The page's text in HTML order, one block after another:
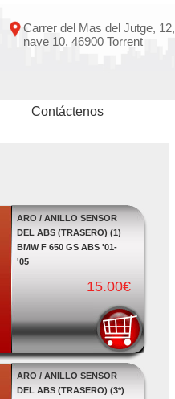
Carrer del Mas del Jutge, 12,
nave 10, 46900 Torrent
Contáctenos
ARO / ANILLO SENSOR
DEL ABS (TRASERO) (1)
BMW F 650 GS ABS '01-
'05
15.00€
ARO / ANILLO SENSOR
DEL ABS (TRASERO) (3*)